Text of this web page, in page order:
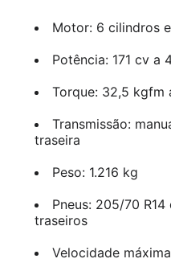
Motor: 6 cilindros
Potência: 171 cv a
Torque: 32,5 kgfm
Transmissão:
traseira
Peso: 1.216 kg
Pneus: 205/70
traseiros
Velocidade